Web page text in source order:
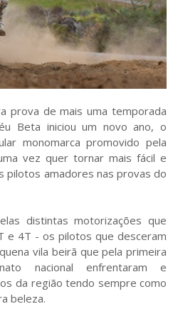
prova de mais uma temporada
Beta iniciou um novo ano, o
monomarca promovido pela
vez quer tornar mais fácil e
pilotos amadores nas provas do
distintas motorizações que
e 4T - os pilotos que desceram
vila beirã que pela primeira
nacional enfrentaram e
da região tendo sempre como
beleza.